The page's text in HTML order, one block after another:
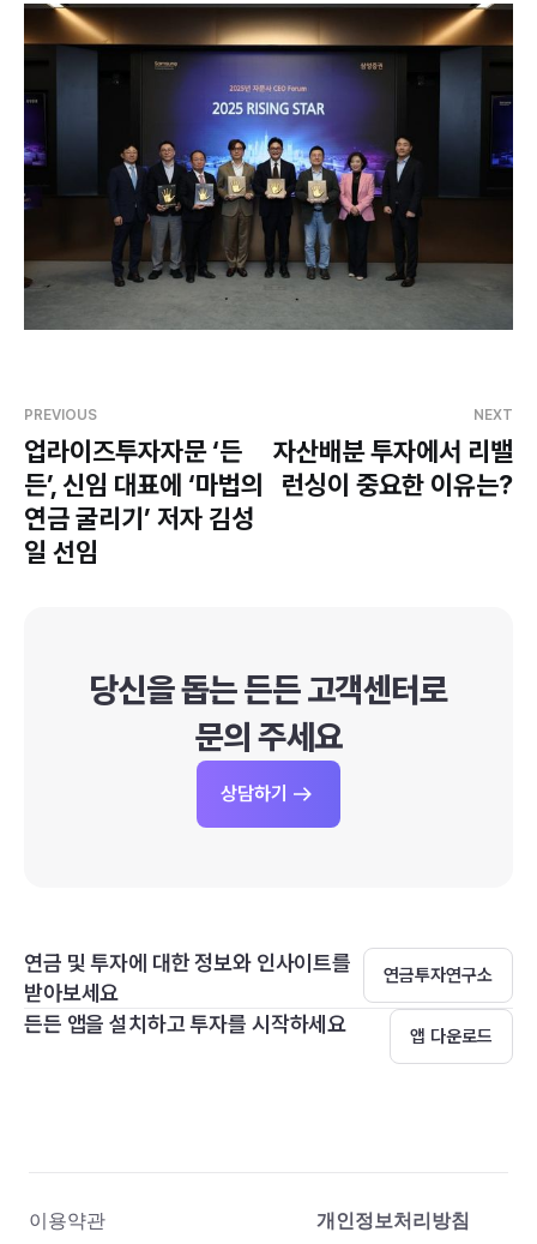
PREVIOUS
업라이즈투자자문 ‘든
든’, 신임 대표에 ‘마법의
연금 굴리기’ 저자 김성
일 선임
NEXT
자산배분 투자에서 리밸
런싱이 중요한 이유는?
당신을 돕는 든든 고객센터로
문의 주세요
상담하기
연금 및 투자에 대한 정보와 인사이트를
받아보세요
연금투자연구소
든든 앱을 설치하고 투자를 시작하세요 앱 다운로드
이용약관 개인정보처리방침